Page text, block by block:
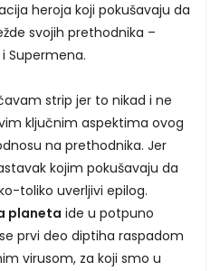
heroja koji pokušavaju da
svojih prethodnika –
Supermena.
strip jer to nikad i ne
ključnim aspektima ovog
na prethodnika. Jer
kojim pokušavaju da
toliko uverljivi epilog.
planeta ide u potpuno
prvi deo diptiha raspadom
virusom, za koji smo u